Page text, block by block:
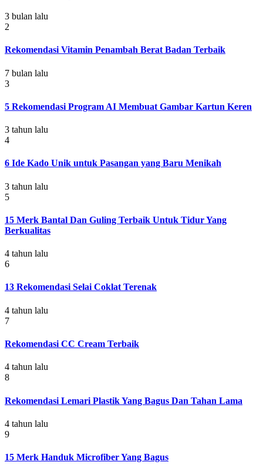
3 bulan lalu
2
Rekomendasi Vitamin Penambah Berat Badan Terbaik
7 bulan lalu
3
5 Rekomendasi Program AI Membuat Gambar Kartun Keren
3 tahun lalu
4
6 Ide Kado Unik untuk Pasangan yang Baru Menikah
3 tahun lalu
5
15 Merk Bantal Dan Guling Terbaik Untuk Tidur Yang
Berkualitas
4 tahun lalu
6
13 Rekomendasi Selai Coklat Terenak
4 tahun lalu
7
Rekomendasi CC Cream Terbaik
4 tahun lalu
8
Rekomendasi Lemari Plastik Yang Bagus Dan Tahan Lama
4 tahun lalu
9
15 Merk Handuk Microfiber Yang Bagus